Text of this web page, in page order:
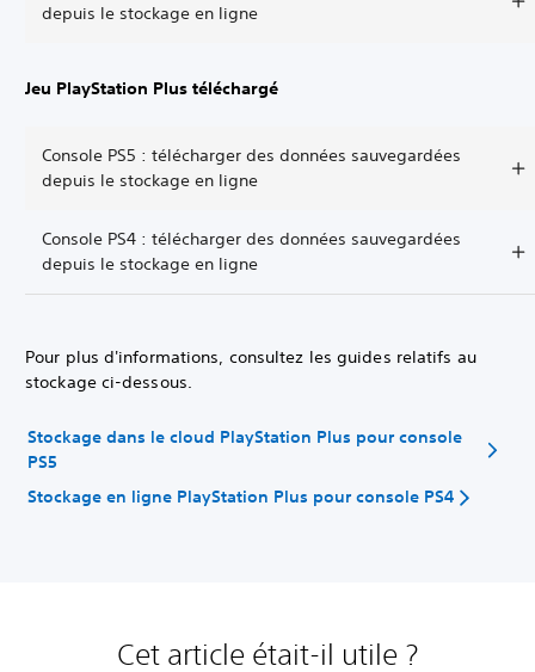
depuis le stockage en ligne
Jeu PlayStation Plus téléchargé
Console PS5 : télécharger des données sauvegardées
depuis le stockage en ligne
Console PS4 : télécharger des données sauvegardées
depuis le stockage en ligne
Pour plus d'informations, consultez les guides relatifs au
stockage ci-dessous.
Stockage dans le cloud PlayStation Plus pour console
PS5
Stockage en ligne PlayStation Plus pour console PS4
Cet article était-il utile ?